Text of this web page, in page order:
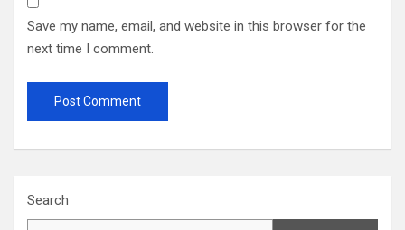
Save my name, email, and website in this browser for the
next time I comment.
Search